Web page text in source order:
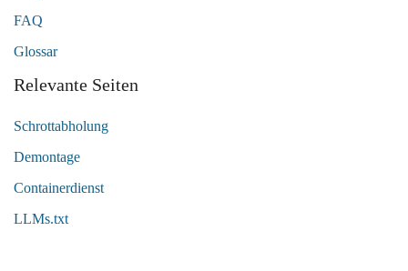
FAQ
Glossar
Relevante Seiten
Schrottabholung
Demontage
Containerdienst
LLMs.txt